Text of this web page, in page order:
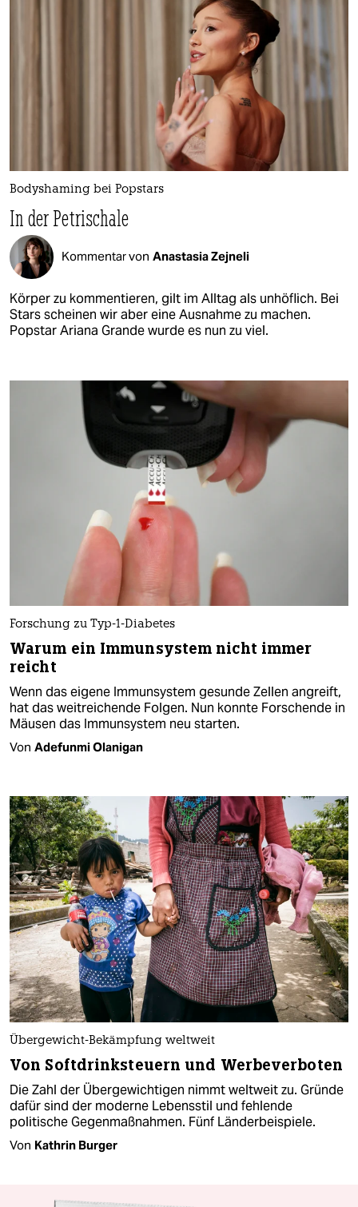
Bodyshaming bei Popstars
In der Petrischale
Kommentar von Anastasia Zejneli
Körper zu kommentieren, gilt im Alltag als unhöflich. Bei
Stars scheinen wir aber eine Ausnahme zu machen.
Popstar Ariana Grande wurde es nun zu viel.
Forschung zu Typ-1-Diabetes
Warum ein Immunsystem nicht immer
reicht
Wenn das eigene Immunsystem gesunde Zellen angreift,
hat das weitreichende Folgen. Nun konnte Forschende in
Mäusen das Immunsystem neu starten.
Von Adefunmi Olanigan
Übergewicht-Bekämpfung weltweit
Von Softdrinksteuern und Werbeverboten
Die Zahl der Übergewichtigen nimmt weltweit zu. Gründe
dafür sind der moderne Lebensstil und fehlende
politische Gegenmaßnahmen. Fünf Länderbeispiele.
Von Kathrin Burger